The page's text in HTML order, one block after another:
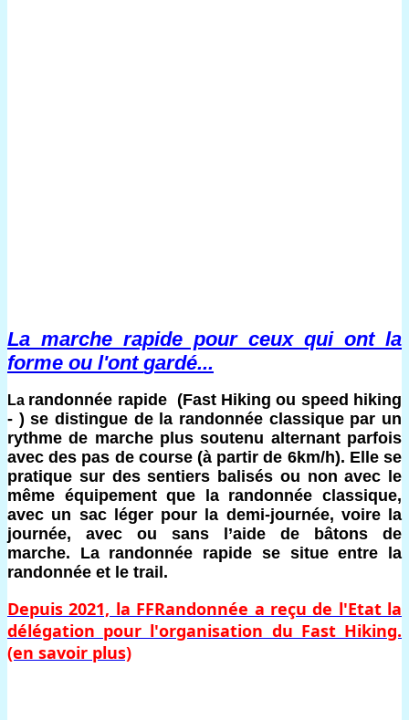
La marche rapide pour ceux qui ont la
forme ou l'ont gardé...
La randonnée rapide(Fast Hiking ou speed hiking
- ) se distingue de la randonnée classique par un
rythme de marche plus soutenu alternant parfois
avec des pas de course (à partir de 6km/h). Elle se
pratique sur des sentiers balisés ou non avec le
même équipement que la randonnée classique,
avec un sac léger pour la demi-journée, voire la
journée, avec ou sans l’aide de bâtons de
marche. La randonnée rapide se situe entre la
randonnée et le trail.
Depuis 2021, la FFRandonnée a reçu de l'Etat la
délégation pour l'organisation du Fast Hiking.
(en savoir plus)